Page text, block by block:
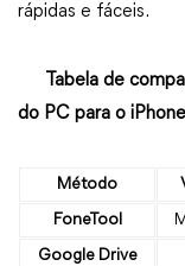
rápidas e fáceis.
Tabela de
do PC para o iPhone
Método
FoneTool
Google Drive